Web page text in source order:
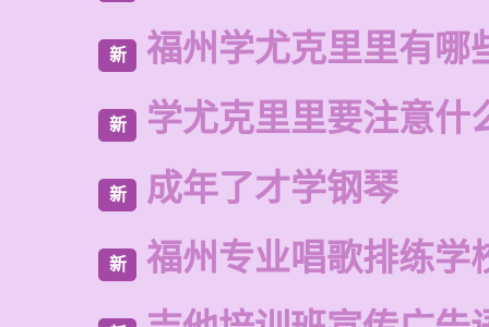
新 福州学尤克里里有哪
新 学尤克里里要注意什
新 成年了才学钢琴
新 福州专业唱歌排练学